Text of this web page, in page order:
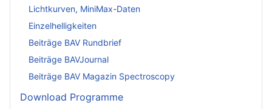
Lichtkurven, MiniMax-Daten
Einzelhelligkeiten
Beiträge BAV Rundbrief
Beiträge BAVJournal
Beiträge BAV Magazin Spectroscopy
Download Programme